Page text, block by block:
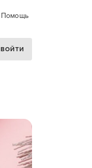
Помощь
ВОЙТИ